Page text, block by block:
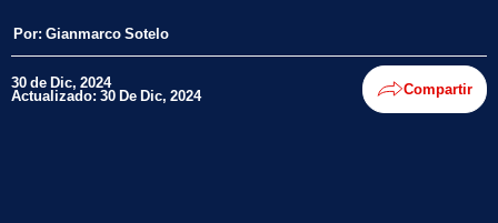
Por: Gianmarco Sotelo
30 de Dic, 2024
Actualizado: 30 De Dic, 2024 Compartir